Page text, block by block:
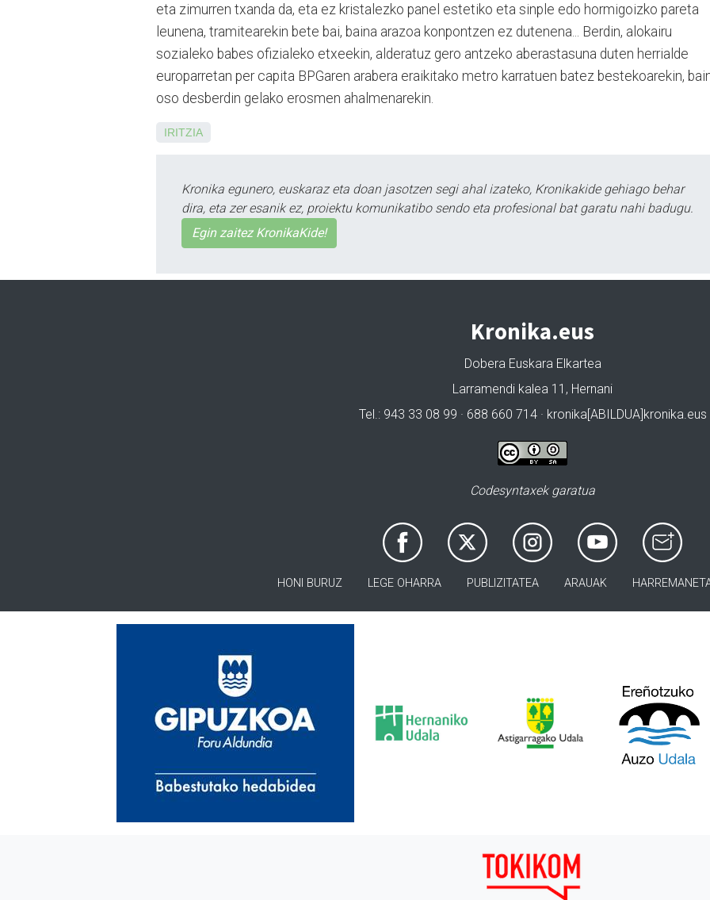
eta zimurren txanda da, eta ez kristalezko panel estetiko eta sinple edo hormigoizko pareta
leunena, tramitearekin bete bai, baina arazoa konpon­tzen ez dutenena... Ber­din, alokairu
sozialeko babes ofi­zialeko etxe­ekin, alderatuz ge­­ro antzeko aberastasuna du­ten he­­rri­alde
europarretan per ca­pita BPGaren arabera eraikitako me­­tro karratuen batez bestekoarekin,
oso desberdin ge­lako erosmen ahalmenarekin.
IRITZIA
Kronika egunero, euskaraz eta doan jasotzen segi ahal izateko, Kronikakide gehiago behar
dira, eta zer esanik ez, proiektu komunikatibo sendo eta profesional bat garatu nahi badugu.
Egin zaitez KronikaKide!
Kronika.eus
Dobera Euskara Elkartea
Larramendi kalea 11, Hernani
Tel.: 943 33 08 99 · 688 660 714 · kronika[ABILDUA]kronika.eus
Codesyntaxek garatua
HONI BURUZ LEGE OHARRA PUBLIZITATEA ARAUAK